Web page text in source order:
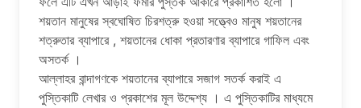
শয়তান মানুষের স্বঘোষিত চিরশত্রু হওয়া সত্ত্বেও মানুষ শয়তানের
শত্রুতার ব্যাপারে , শয়তানের ধোকা প্রতারণার ব্যাপারে গাফিল এবং
অসতর্ক ।
আল্লাহর বান্দাগণকে শয়তানের ব্যাপারে সজাগ সতর্ক করাই এ
পুস্তিকাটি লেখার ও প্রকাশের মূল উদ্দেশ্য । এ পুস্তিকাটির মাধ্যমে